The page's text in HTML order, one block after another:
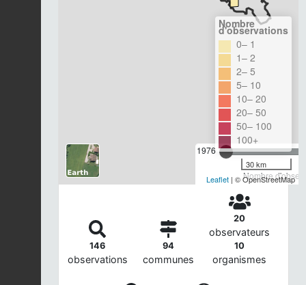
1976
Nombre
Nombre
d'observations
0– 1
1– 2
2– 5
5– 10
10– 20
20– 50
50– 100
100+
30 km
Leaflet | © OpenStreetMap
146
observations
94
communes
20
observateurs
10
organismes